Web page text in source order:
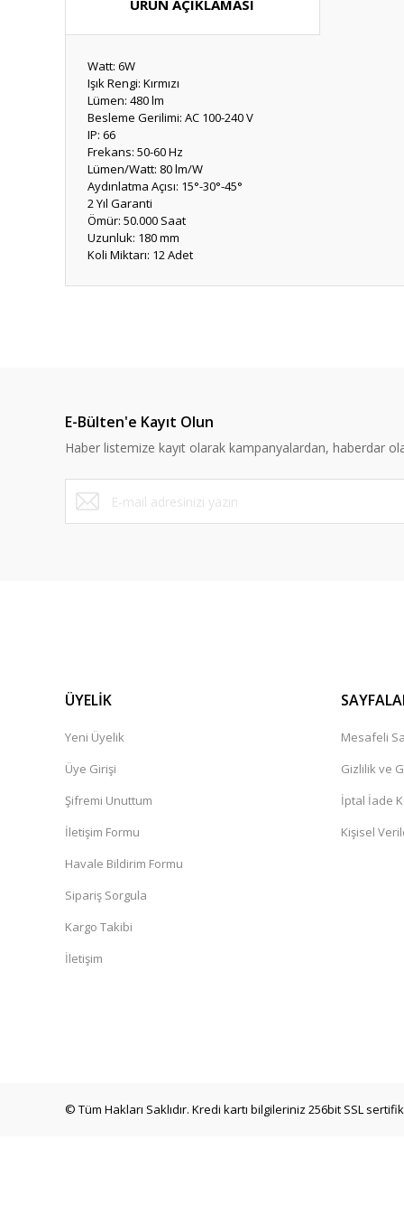
ÜRÜN AÇIKLAMASI
Watt: 6W
Işık Rengi: Kırmızı
Lümen: 480 lm
Besleme Gerilimi: AC 100-240 V
IP: 66
Frekans: 50-60 Hz
Lümen/Watt: 80 lm/W
Aydınlatma Açısı: 15°-30°-45°
2 Yıl Garanti
Ömür: 50.000 Saat
Uzunluk: 180 mm
Koli Miktarı: 12 Adet
Ürün bilgilerinde hatalar bulunuyor.
Ürün fiyatı diğer sitelerden daha pahalı.
Bu ürüne benzer farklı alternatifler olmalı.
E-Bülten'e Kayıt Olun
Haber listemize kayıt olarak kampanyalardan, haberdar
ÜYELİK
Yeni Üyelik
Üye Girişi
Şifremi Unuttum
İletişim Formu
Havale Bildirim Formu
Sipariş Sorgula
Kargo Takibi
İletişim
Mesafeli
Gizlilik ve
İptal İade
Kişisel
© Tüm Hakları Saklıdır. Kredi kartı bilgileriniz 256bit SSL